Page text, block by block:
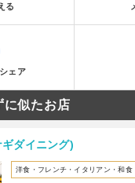
る
ェア
に似たお店
ダイニング)
洋食・フレンチ・イタリアン・和食